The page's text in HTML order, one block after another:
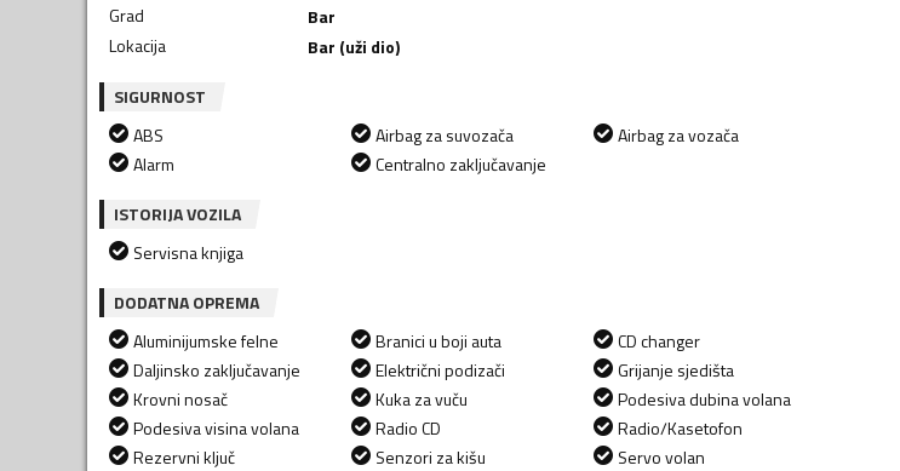
Grad
Bar
Lokacija
Bar (uži dio)
SIGURNOST
ABS
Alarm
Airbag za suvozača
Centralno zaključavanje
Airbag za vozača
ISTORIJA VOZILA
Servisna knjiga
DODATNA OPREMA
Aluminijumske felne
Daljinsko zaključavanje
Krovni nosač
Podesiva visina volana
Rezervni ključ
Branici u boji auta
Električni podizači
Kuka za vuču
Radio CD
Senzori za kišu
CD changer
Grijanje sjedišta
Podesiva dubina volana
Radio/Kasetofon
Servo volan